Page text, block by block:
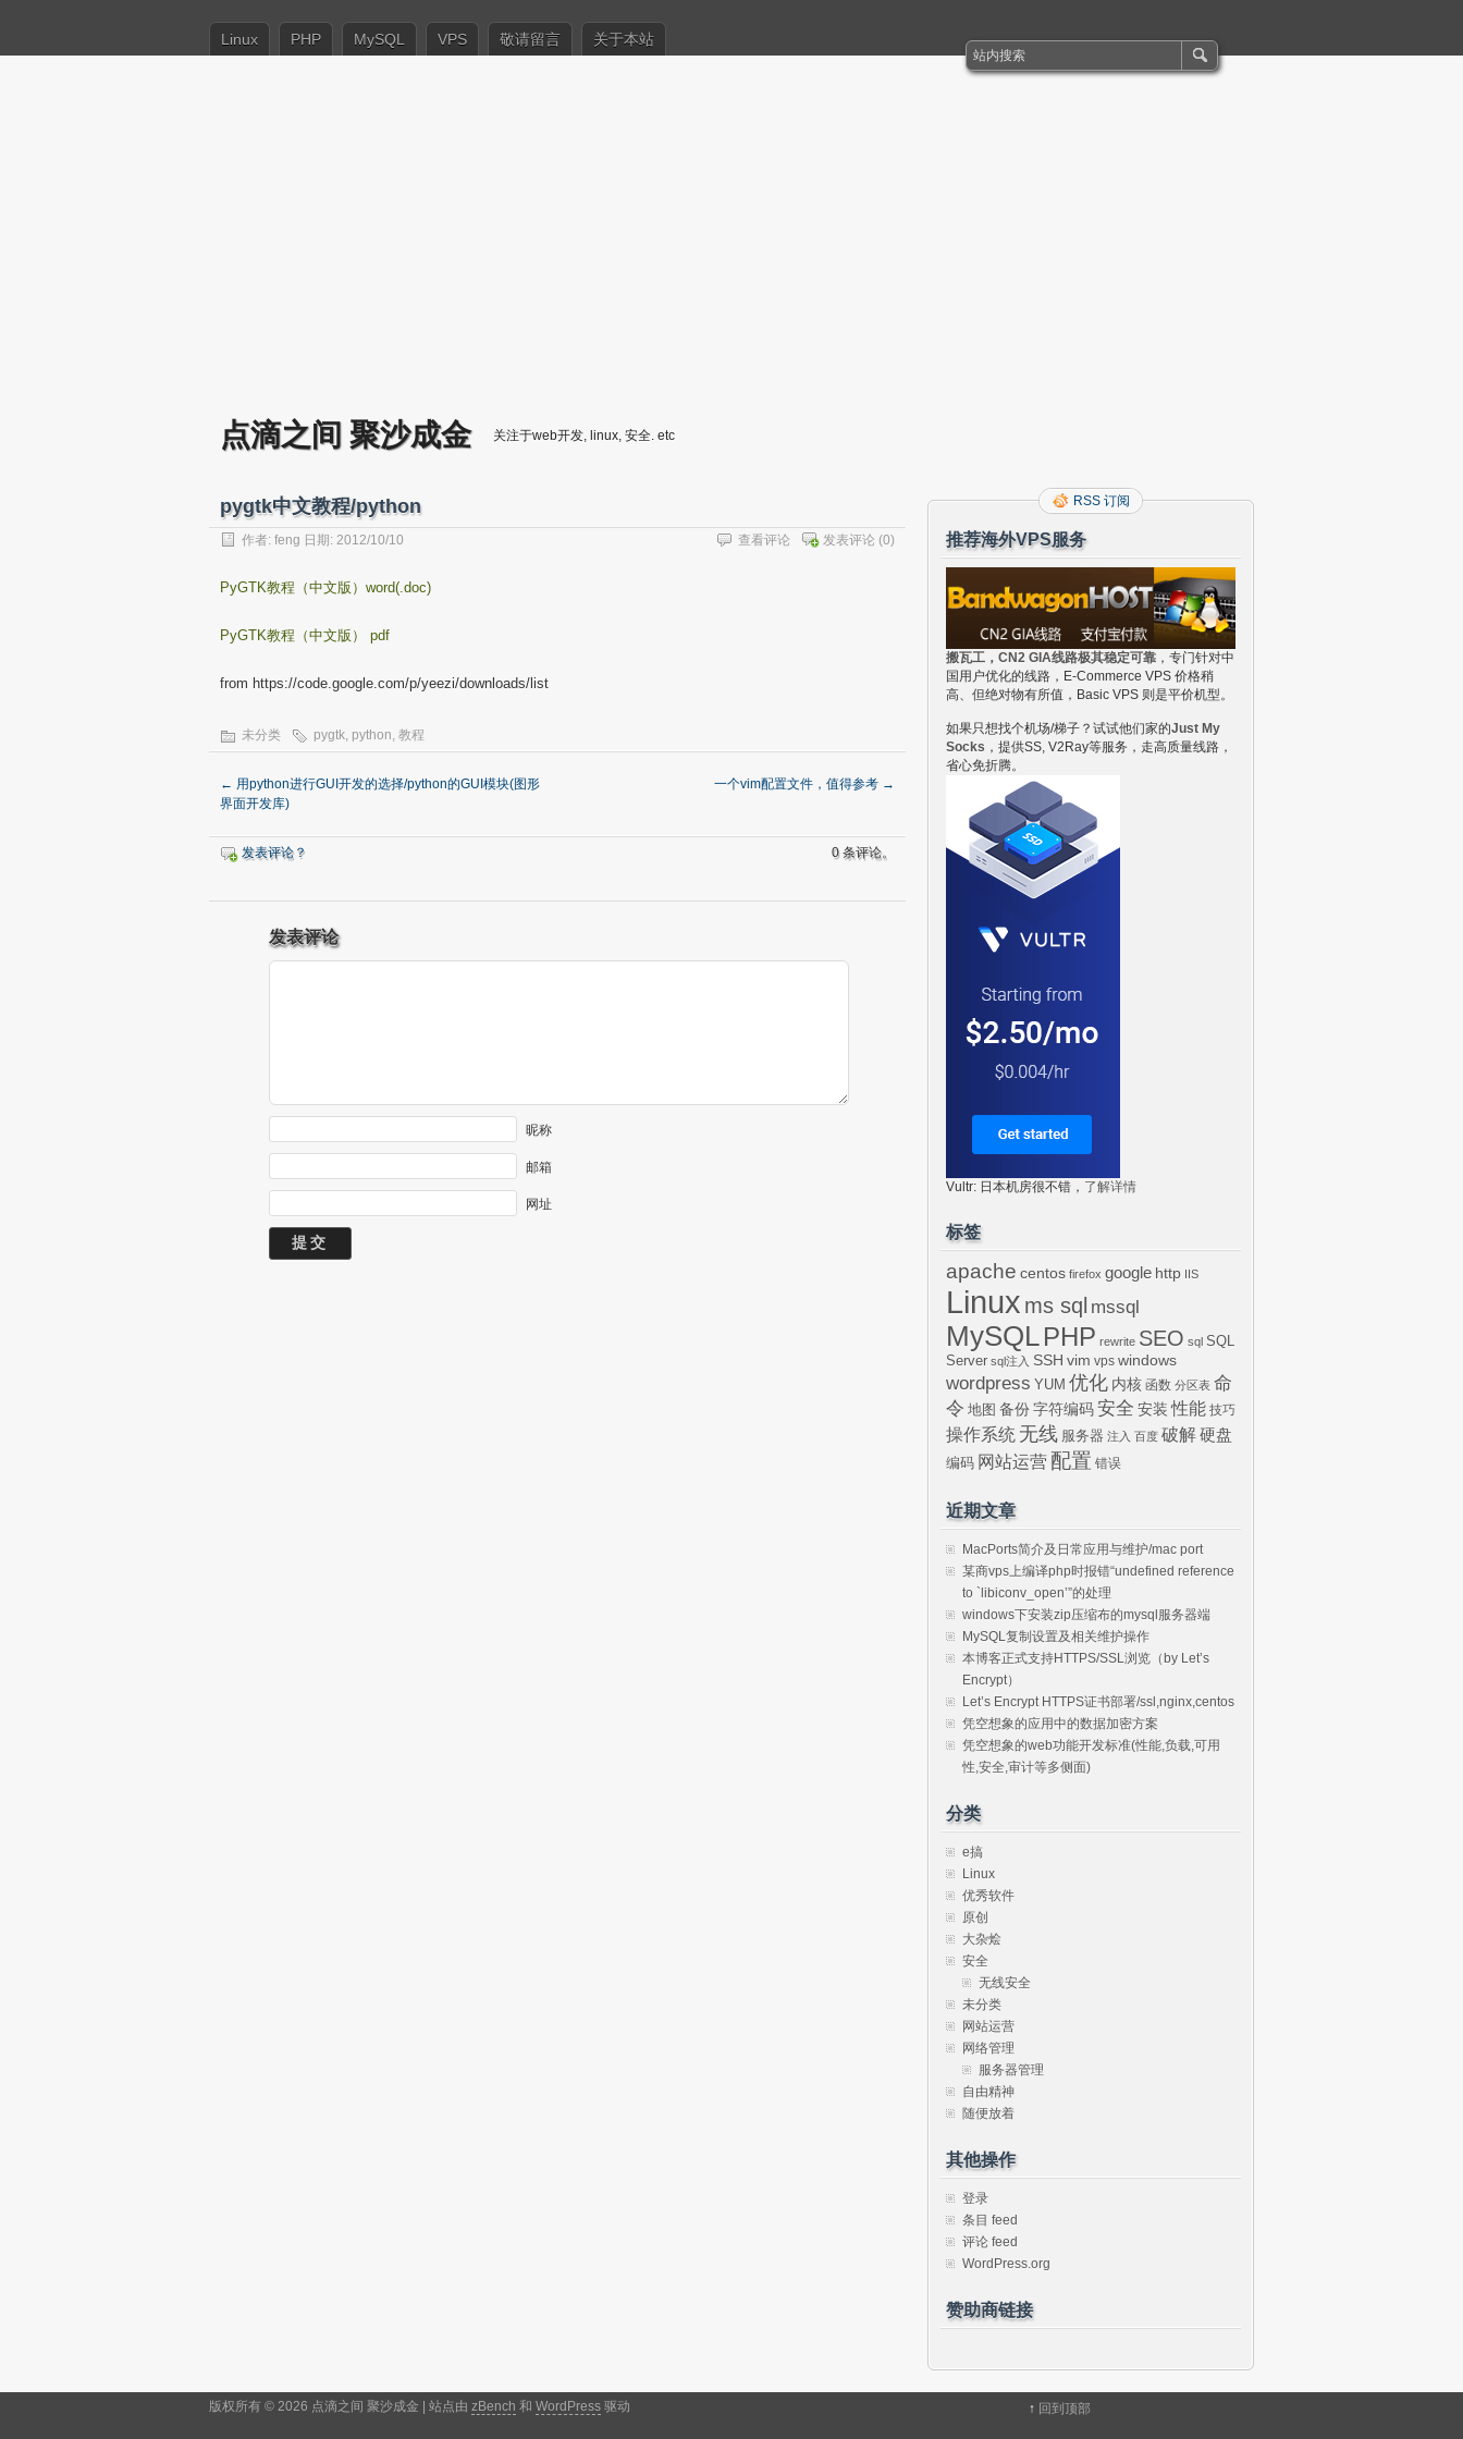
Linux PHP MySQL VPS 敬请留言 关于本站
点滴之间 聚沙成金 关注于web开发, linux, 安全. etc
pygtk中文教程/python
作者: feng 日期: 2012/10/10 发表评论 (0)
查看评论
PyGTK教程（中文版）word(.doc)
PyGTK教程（中文版） pdf
from https://code.google.com/p/yeezi/downloads/list
未分类 pygtk, python, 教程
← 用python进行GUI开发的选择/python的GUI模块(图形
界面开发库)
一个vim配置文件，值得参考 →
发表评论？ 0 条评论。
发表评论
昵称
邮箱
网址
RSS 订阅
推荐海外VPS服务
搬瓦工，CN2 GIA线路极其稳定可靠 ，专门针对中
国用户优化的线路，E-Commerce VPS 价格稍
高、但绝对物有所值，Basic VPS 则是平价机型。
如果只想找个机场/梯子？试试他们家的Just My
Socks ，提供SS, V2Ray等服务，走高质量线路，
省心免折腾。
Vultr: 日本机房很不错， 了解详情
标签
apache centos firefox google http IIS
Linux ms sql mssql
MySQLPHP rewrite SEO sql SQL
Server sql注入 SSH vim vps windows
wordpress YUM 优化 内核 函数 分区表 命
令 地图 备份 字符编码 安全 安装 性能 技巧
操作系统 无线 服务器 注入 百度 破解硬盘
编码 网站运营 配置 错误
近期文章
MacPorts简介及日常应用与维护/mac port
某商vps上编译php时报错“undefined reference
to `libiconv_open’”的处理
windows下安装zip压缩布的mysql服务器端
MySQL复制设置及相关维护操作
本博客正式支持HTTPS/SSL浏览（by Let’s
Encrypt）
Let’s Encrypt HTTPS证书部署/ssl,nginx,centos
凭空想象的应用中的数据加密方案
凭空想象的web功能开发标准(性能,负载,可用
性,安全,审计等多侧面)
分类
e搞
Linux
优秀软件
原创
大杂烩
安全
无线安全
未分类
网站运营
网络管理
服务器管理
自由精神
随便放着
其他操作
登录
条目 feed
评论 feed
WordPress.org
赞助商链接
版权所有 © 2026 点滴之间 聚沙成金 | 站点由 zBench 和 WordPress 驱动 ↑ 回到顶部